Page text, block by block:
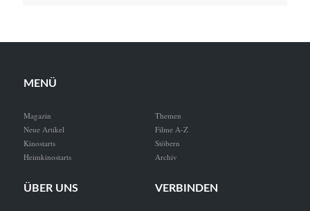
MENÜ
Magazin
Neue Artikel
Kinostarts
Heimkinostarts
Themen
Filme A-Z
Stöbern
Archiv
ÜBER UNS VERBINDEN